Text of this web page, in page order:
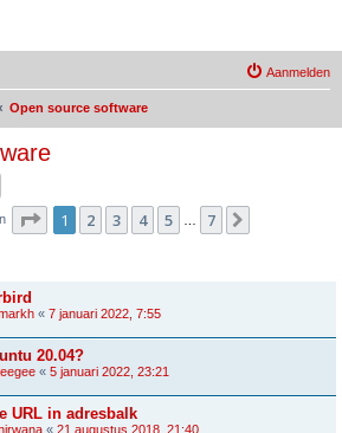
Aanmelden
Open source software
Pagina van7
1 2 3 4 5 7
« 7 januari 2022, 7:55
20.04?
« 5 januari 2022, 23:21
URL in adresbalk
« 21 augustus 2018, 21:40